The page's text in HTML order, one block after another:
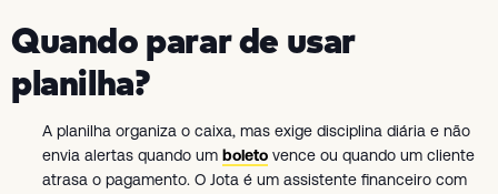
Quando parar de usar
planilha?
A planilha organiza o caixa, mas exige disciplina diária e não
envia alertas quando um boleto vence ou quando um cliente
atrasa o pagamento. O Jota é um assistente financeiro com